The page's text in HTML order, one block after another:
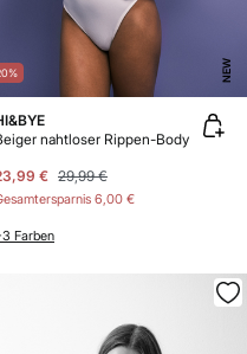
NEW
nahtloser Rippen-Body
€ 29,99 €
6,00 €
Farben